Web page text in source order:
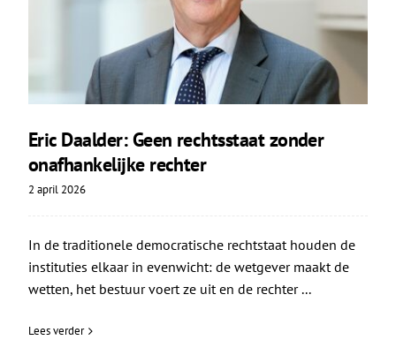
Eric Daalder: Geen rechtsstaat zonder
onafhankelijke rechter
2 april 2026
In de traditionele democratische rechtstaat houden de
instituties elkaar in evenwicht: de wetgever maakt de
wetten, het bestuur voert ze uit en de rechter ...
Lees verder